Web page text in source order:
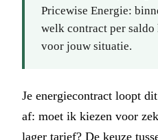
Pricewise Energie:
welk contract per
voor jouw situatie.
Je energiecontract loopt
af: moet ik kiezen voor
lager tarief? De keuze